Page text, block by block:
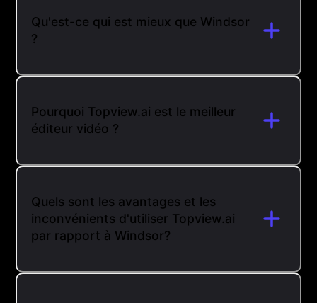
Qu'est-ce qui est mieux que Windsor
?
Pourquoi Topview.ai est le meilleur
éditeur vidéo ?
Quels sont les avantages et les
inconvénients d'utiliser Topview.ai
par rapport à Windsor?